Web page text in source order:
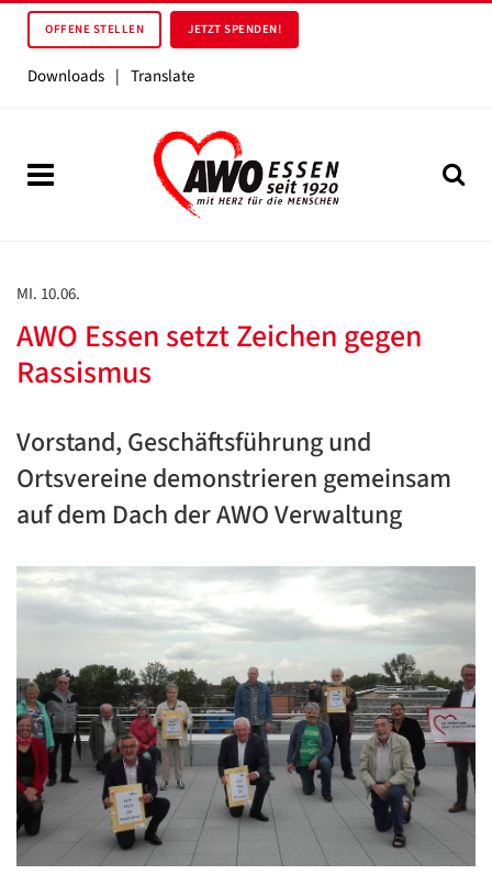
OFFENE STELLEN JETZT SPENDEN!
Downloads | Translate
MI. 10.06.
AWO Essen setzt Zeichen gegen
Rassismus
Vorstand, Geschäftsführung und
Ortsvereine demonstrieren gemeinsam
auf dem Dach der AWO Verwaltung